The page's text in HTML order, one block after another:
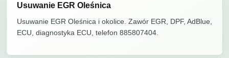
Usuwanie EGR Oleśnica
Usuwanie EGR Oleśnica i okolice. Zawór EGR, DPF, AdBlue,
ECU, diagnostyka ECU, telefon 885807404.